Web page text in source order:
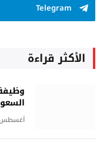
Telegram
الأكثر قراءة
أغسطس 6,